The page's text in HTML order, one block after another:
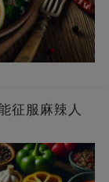
征服麻辣人